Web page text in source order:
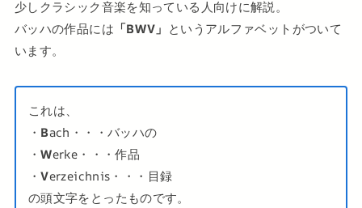
少しクラシック音楽を知っている人向けに解説。
バッハの作品には 「BWV」 というアルファベットがついて
います。
これは、
・ Bach・・・バッハの
・Werke・・・作品
・Verzeichnis・・・目録
の頭文字をとったものです。